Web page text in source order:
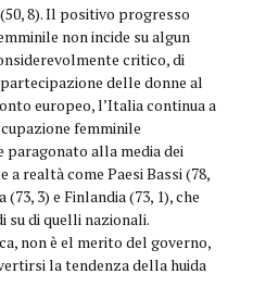
8). Il positivo progresso
non incide su algun
critico, di
delle donne al
europeo, l’Italia continua a
femminile
paragonato alla media dei
a realtà come Paesi Bassi (78,
(73, 3) e Finlandia (73, 1), che
su di quelli nazionali.
non è el merito del governo,
la tendenza della huida